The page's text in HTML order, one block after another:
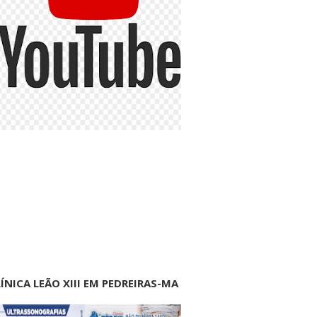
LEÃO XIII EM PEDREIRAS-MA